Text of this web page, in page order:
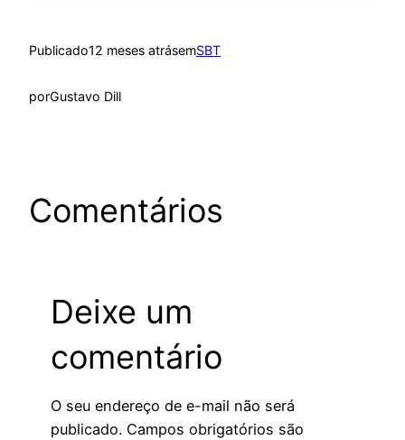
Publicado12 meses atrásemSBT
porGustavo Dill
Comentários
Deixe um
comentário
O seu endereço de e-mail não será
publicado. Campos obrigatórios são